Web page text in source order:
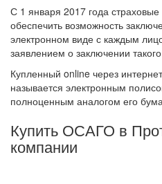
С 1 января 2017 года
обеспечить возможность
электронном виде с каждым
заявлением о заключении
Купленный online через
называется электронным
полноценным аналогом его
Купить ОСАГО в
компании